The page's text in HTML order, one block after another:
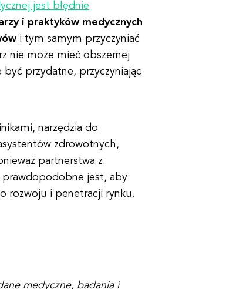
jest błędnie
i praktyków medycznych
i tym samym przyczyniać
nie może mieć obszernej
przydatne, przyczyniając
narzędzia do
zdrowotnych,
partnerstwa z
prawdopodobne jest, aby
rozwoju i penetracji rynku.
medyczne, badania i